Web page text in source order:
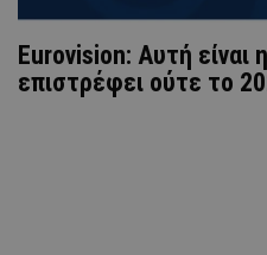
Eurovision: Αυτή είναι
επιστρέφει ούτε το